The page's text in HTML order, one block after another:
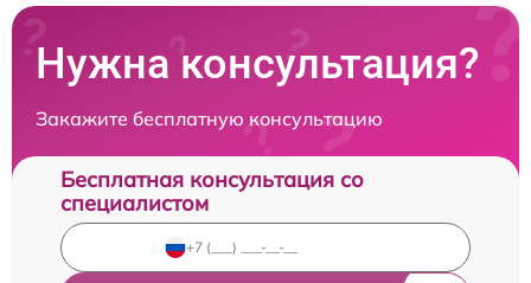
Нужна консультация?
Закажите бесплатную консультацию
Бесплатная консультация со
специалистом